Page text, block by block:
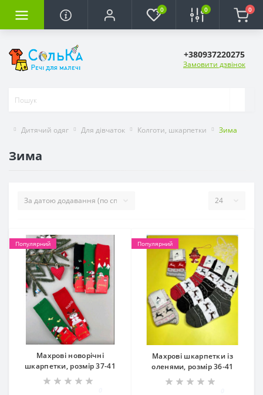
0 0 0
+380937220275
Замовити дзвінок
Дитячий одяг Для дівчаток Колготи, шкарпетки Зима
Зима
Популярний
Махрові новорічні
шкарпетки, розмір 37-41
Популярний
Махрові шкарпетки із
оленями, розмір 36-41